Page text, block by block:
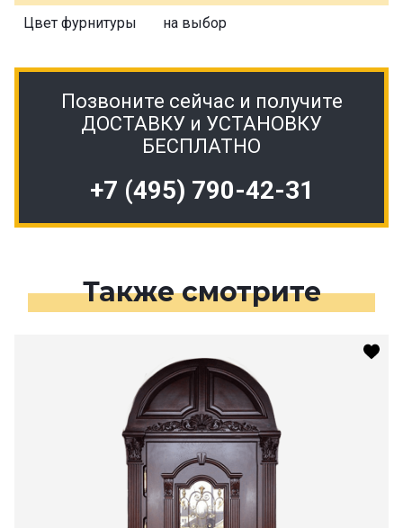
Цвет фурнитуры на выбор
Позвоните сейчас и получите
ДОСТАВКУ и УСТАНОВКУ
БЕСПЛАТНО
+7 (495) 790-42-31
Также смотрите